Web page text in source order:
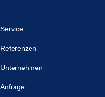
Service
Referenzen
Unternehmen
Anfrage